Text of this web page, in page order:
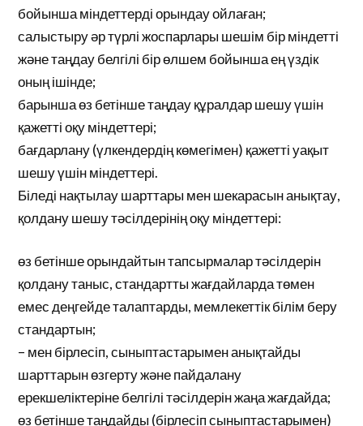
бойынша міндеттерді орындау ойлаған;
салыстыру әр түрлі жоспарлары шешім бір міндетті
және таңдау белгілі бір өлшем бойынша ең үздік
оның ішінде;
барынша өз бетінше таңдау құралдар шешу үшін
қажетті оқу міндеттері;
бағдарлану (үлкендердің көмегімен) қажетті уақыт
шешу үшін міндеттері.
Біледі нақтылау шарттары мен шекарасын анықтау,
қолдану шешу тәсілдерінің оқу міндеттері:
өз бетінше орындайтын тапсырмалар тәсілдерін
қолдану таныс, стандартты жағдайларда төмен
емес деңгейде талаптарды, мемлекеттік білім беру
стандартын;
– мен бірлесіп, сыныптастарымен анықтайды
шарттарын өзгерту және пайдалану
ерекшеліктеріне белгілі тәсілдерін жаңа жағдайда;
өз бетінше таңдайды (бірлесіп сыныптастарымен)